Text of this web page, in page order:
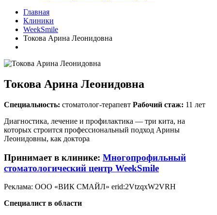
Главная
Клиники
WeekSmile
Токова Арина Леонидовна
Токова Арина Леонидовна
Специальность: стоматолог-терапевт Рабочий стаж: 11 лет
Диагностика, лечение и профилактика — три кита, на
которых строится профессиональный подход Арины
Леонидовны, как доктора
Принимает в клинике: Многопрофильный
стоматологический центр WeekSmile
Реклама: ООО «ВИК СМАЙЛ» erid:2VtzqxW2VRH
Специалист в области